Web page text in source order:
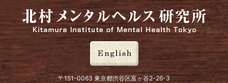
北村メンタルヘルス研究所
〒151-0063 東京都渋谷区富ヶ谷2-26-3